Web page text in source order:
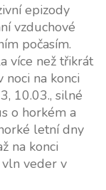
epizody
vzduchové
počasím.
více než třikrát
noci na konci
10.03., silné
o horkém a
letní dny
na konci
vln veder v